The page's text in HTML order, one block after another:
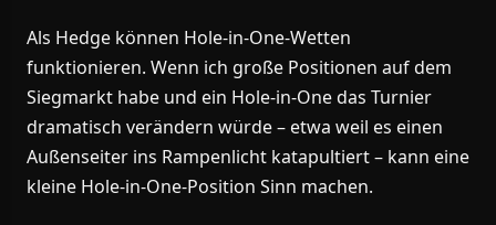
Als Hedge können Hole-in-One-Wetten
funktionieren. Wenn ich große Positionen auf dem
Siegmarkt habe und ein Hole-in-One das Turnier
dramatisch verändern würde – etwa weil es einen
Außenseiter ins Rampenlicht katapultiert – kann eine
kleine Hole-in-One-Position Sinn machen.